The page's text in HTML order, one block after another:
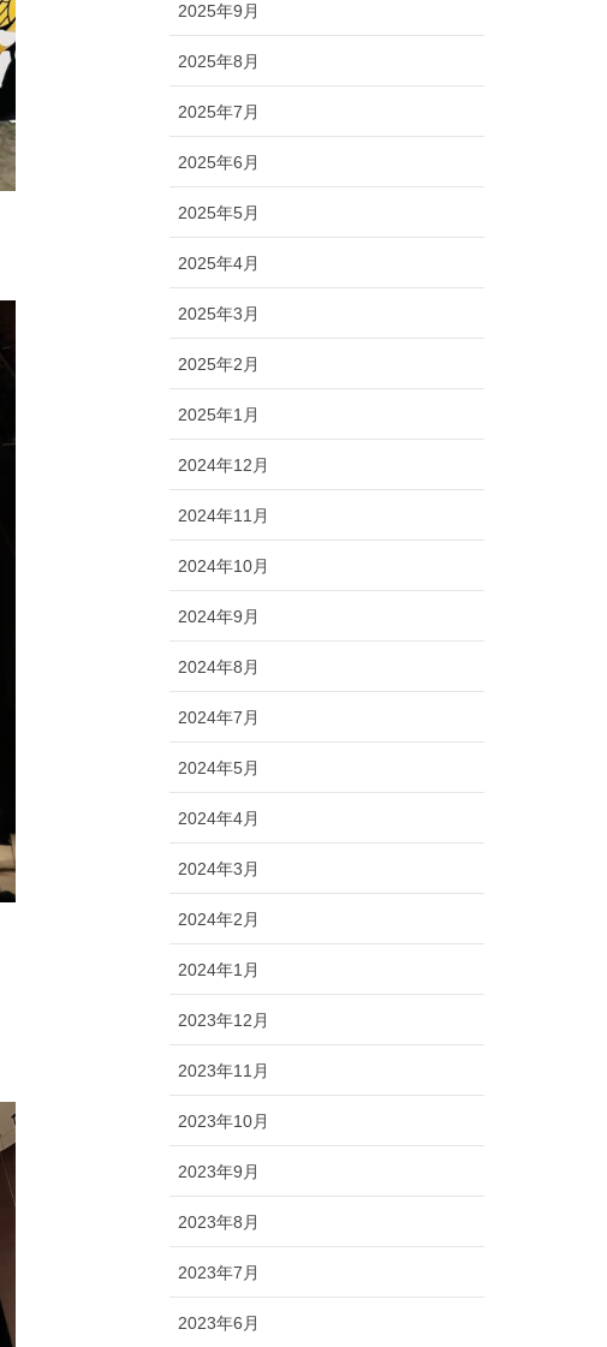
2025年9月
2025年8月
2025年7月
2025年6月
2025年5月
2025年4月
2025年3月
2025年2月
2025年1月
2024年12月
2024年11月
2024年10月
2024年9月
2024年8月
2024年7月
2024年5月
2024年4月
2024年3月
2024年2月
2024年1月
2023年12月
2023年11月
2023年10月
2023年9月
2023年8月
2023年7月
2023年6月